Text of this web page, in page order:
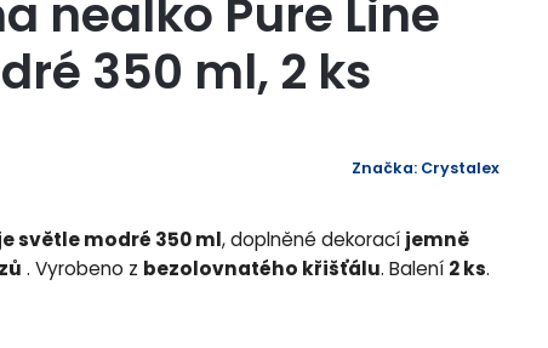
nealko Pure Line
350 ml, 2 ks
Značka: Crystalex
světle modré 350 ml, doplněné dekorací jemně
. Vyrobeno z bezolovnatého křišťálu. Balení 2 ks.